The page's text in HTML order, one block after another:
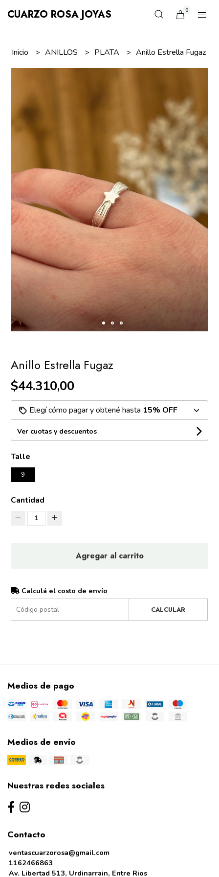
CUARZO ROSA JOYAS 0
Inicio ANILLOS PLATA Anillo Estrella Fugaz
Anillo Estrella Fugaz
$44.310,00
Elegí cómo pagar y obtené hasta 15% OFF
Ver cuotas y descuentos
Talle
9
Cantidad
1
Agregar al carrito
Calculá el costo de envío
CALCULAR
Medios de pago
Medios de envío
Nuestras redes sociales
Contacto
ventascuarzorosa@gmail.com
1162466863
Av. Libertad 513, Urdinarrain, Entre Rios